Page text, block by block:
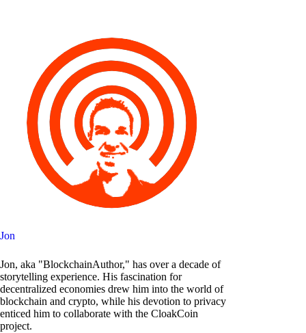
Jon
Jon, aka "BlockchainAuthor," has over a decade of
storytelling experience. His fascination for
decentralized economies drew him into the world of
blockchain and crypto, while his devotion to privacy
enticed him to collaborate with the CloakCoin
project.